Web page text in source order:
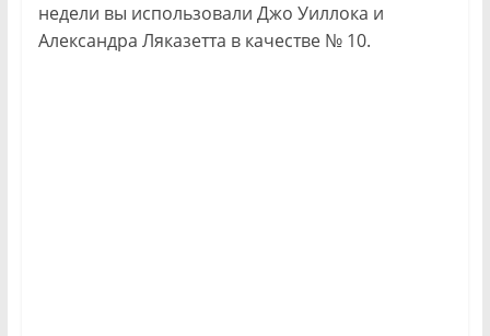
недели вы использовали Джо Уиллока и
Александра Ляказетта в качестве № 10.